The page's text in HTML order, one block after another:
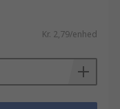
Kr. 2,79/enhed